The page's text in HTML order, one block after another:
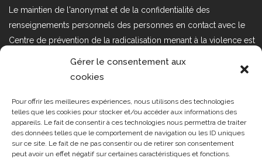
Gérer le consentement aux
cookies
Pour offrir les meilleures expériences, nous utilisons des technologies
telles que les cookies pour stocker et/ou accéder aux informations des
appareils. Le fait de consentir à ces technologies nous permettra de traiter
des données telles que le comportement de navigation ou les ID uniques
sur ce site. Le fait de ne pas consentir ou de retirer son consentement
peut avoir un effet négatif sur certaines caractéristiques et fonctions.
Le maintien de l'anonymat et de la confidentialité des
renseignements personnels des personnes en contact avec le
Centre de prévention de la radicalisation menant à la violence est
d'enjeux sur la Loi 25 portant sur la protection des renseignements
nous à l'adresse courriel suivant : loi25@cprmv.org Pour en savoir
plus, consultez notrepolitique de confidentialité.
Tous droits réservés @2019
| Centre de prévention de la